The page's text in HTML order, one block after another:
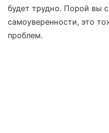
будет трудно. Порой вы
самоуверенности, это
проблем.